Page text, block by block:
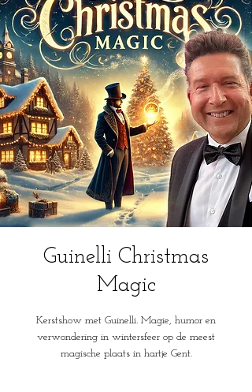
Guinelli Christmas
Magic
Kerstshow met Guinelli. Magie, humor en
verwondering in wintersfeer op de meest
magische plaats in hartje Gent.